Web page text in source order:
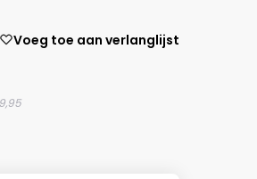
Voeg toe aan verlanglijst